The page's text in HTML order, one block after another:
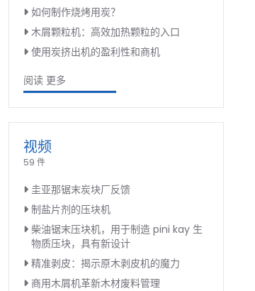
如何制作烧烤用炭？
木屑颗粒机：高效加热颗粒的入口
使用炭挤出机的盈利性和商机
阅读 更多
视频
59 件
圭亚那锯末炭块厂反馈
制盐片剂的压块机
柴油锯末压块机，用于制造 pini kay 生
物质压块，具有新设计
精准剥皮：揭示原木剥皮机的魔力
商用木屑机革新木材废料管理